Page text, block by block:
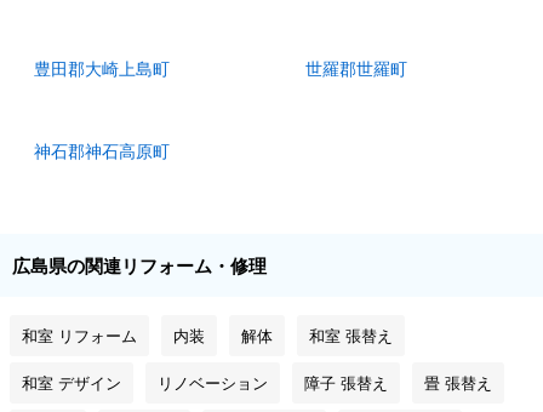
豊田郡大崎上島町 世羅郡世羅町
神石郡神石高原町
広島県の関連リフォーム・修理
和室 リフォーム 内装 解体 和室 張替え
和室 デザイン リノベーション 障子 張替え 畳 張替え